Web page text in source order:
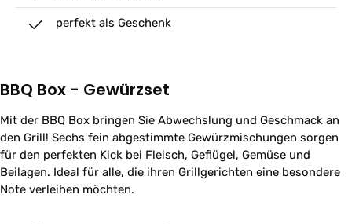
perfekt als Geschenk
BBQ Box - Gewürzset
Mit der BBQ Box bringen Sie Abwechslung und Geschmack an
den Grill! Sechs fein abgestimmte Gewürzmischungen sorgen
für den perfekten Kick bei Fleisch, Geflügel, Gemüse und
Beilagen. Ideal für alle, die ihren Grillgerichten eine besondere
Note verleihen möchten.